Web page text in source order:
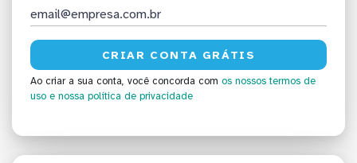
Ao criar a sua conta, você concorda com os nossos termos de
uso e nossa política de privacidade